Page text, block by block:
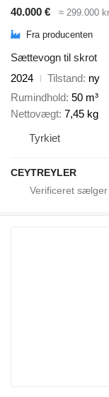
40.000 €
≈ 299.000 kr.
Fra producenten
Sættevogn til skrot
2024
Tilstand ny
Rumindhold 50 m³
Nettovægt 7,45 kg
Tyrkiet
CEYTREYLER